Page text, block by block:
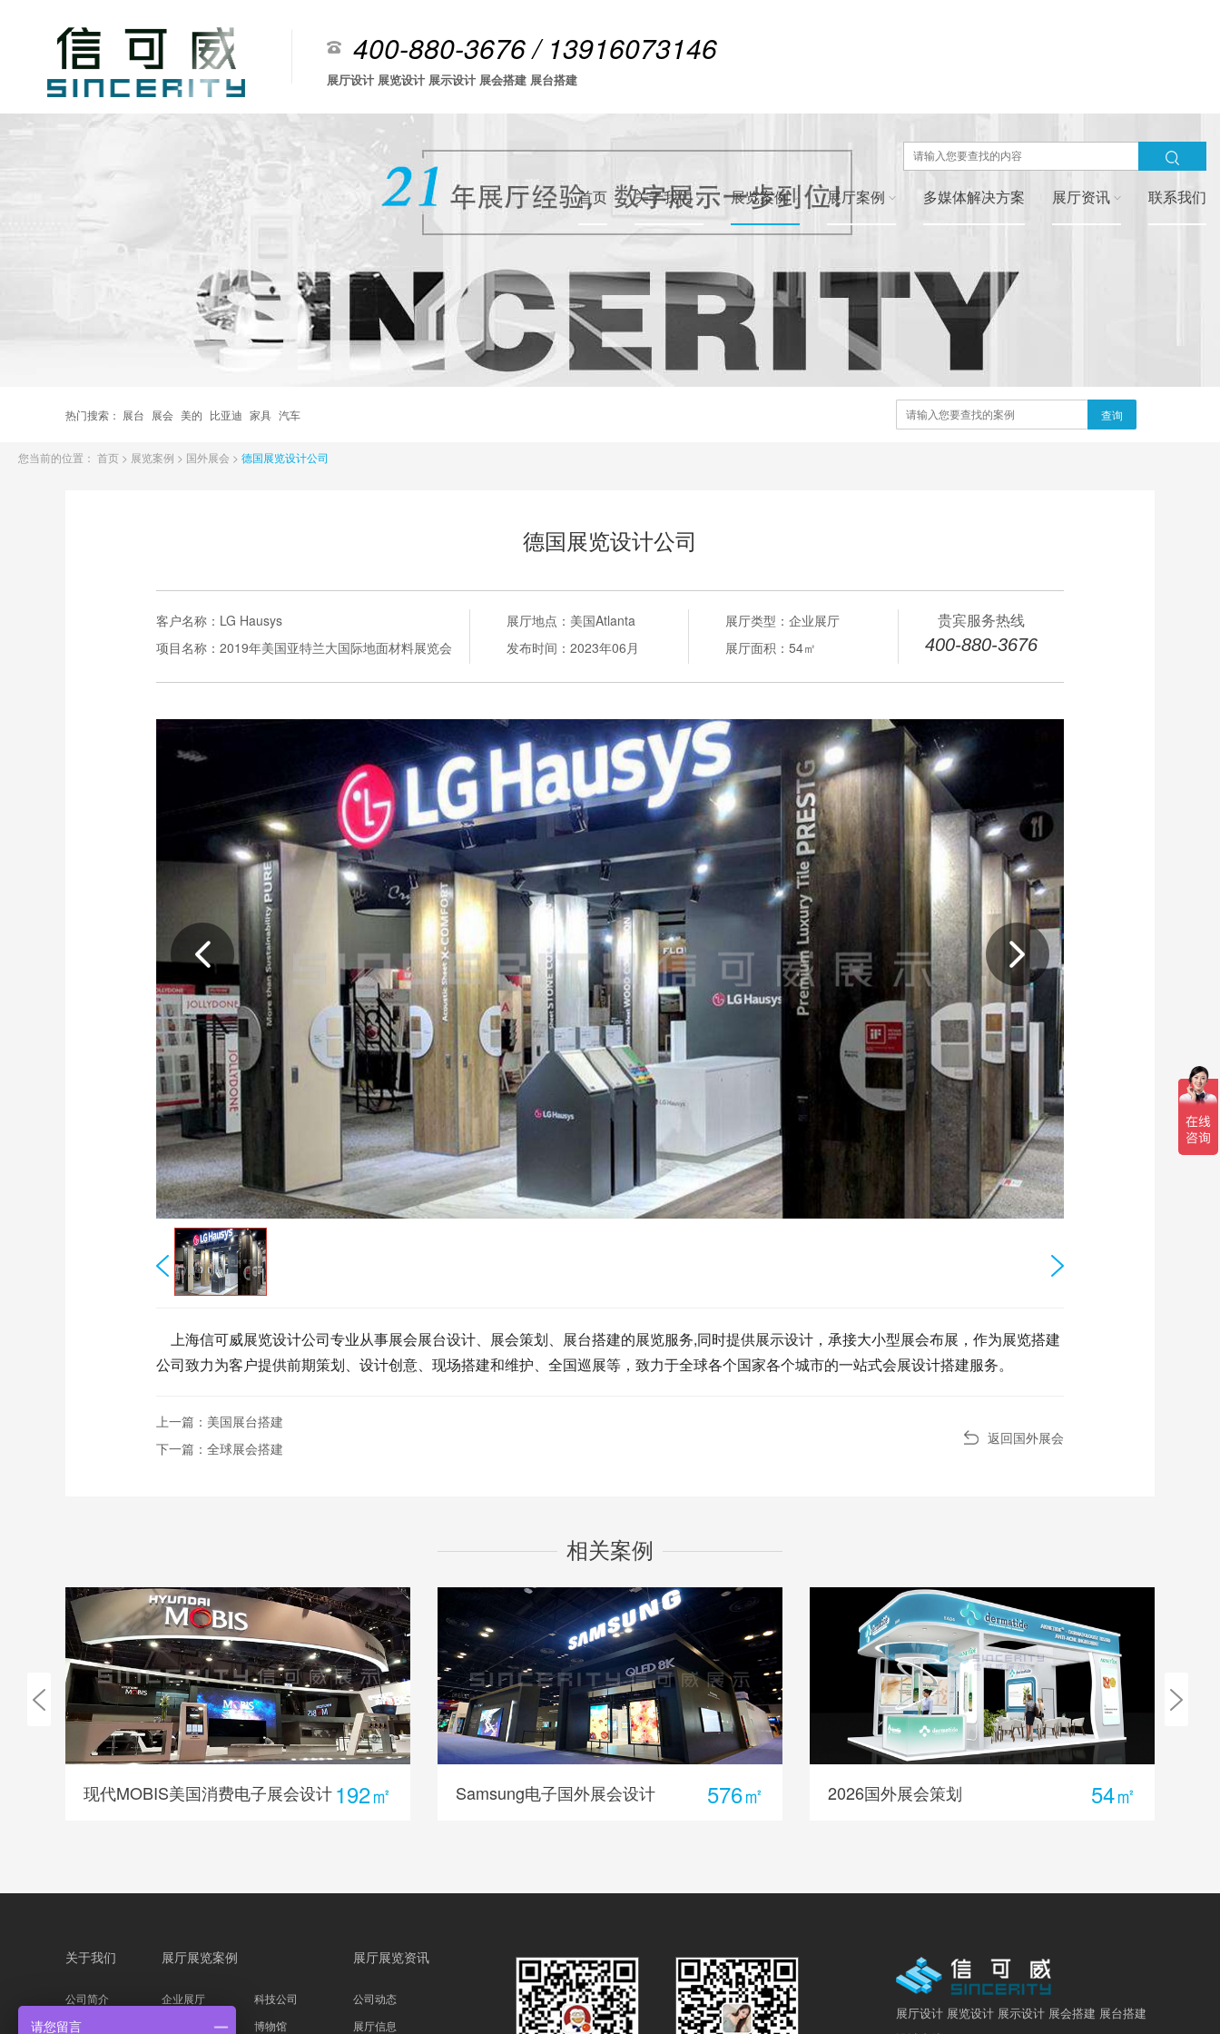
400-880-3676 / 13916073146
展厅设计 展览设计 展示设计 展会搭建 展台搭建
首页 关于我们 展览案例 展厅案例 多媒体解决方案 展厅资讯 联系我们
热门搜索： 展台 展会 美的 比亚迪 家具 汽车 查询
您当前的位置： 首页 > 展览案例 > 国外展会 > 德国展览设计公司
德国展览设计公司
客户名称： LG Hausys
项目名称： 2019年美国亚特兰大国际地面材料展览会
展厅地点： 美国Atlanta
发布时间： 2023年06月
展厅类型： 企业展厅
展厅面积： 54㎡
贵宾服务热线
400-880-3676
上海信可威展览设计公司专业从事展会展台设计、展会策划、展台搭建的展览服务,同时提供展示设计，承接大小型展会布展，作为展览搭建
公司致力为客户提供前期策划、设计创意、现场搭建和维护、全国巡展等，致力于全球各个国家各个城市的一站式会展设计搭建服务。
上一篇： 美国展台搭建
下一篇： 全球展会搭建
返回国外展会
相关案例
192㎡
现代MOBIS美国消费电子展会设计 576㎡
Samsung电子国外展会设计 54㎡
2026国外展会策划
关于我们
公司简介
企业文化
展厅展览案例
企业展厅
科技公司
博物馆
展厅展览资讯
公司动态
展厅信息
展厅设计 展览设计 展示设计 展会搭建 展台搭建
请您留言